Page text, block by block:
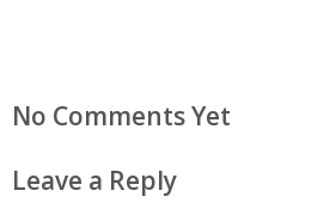
No Comments Yet
Leave a Reply